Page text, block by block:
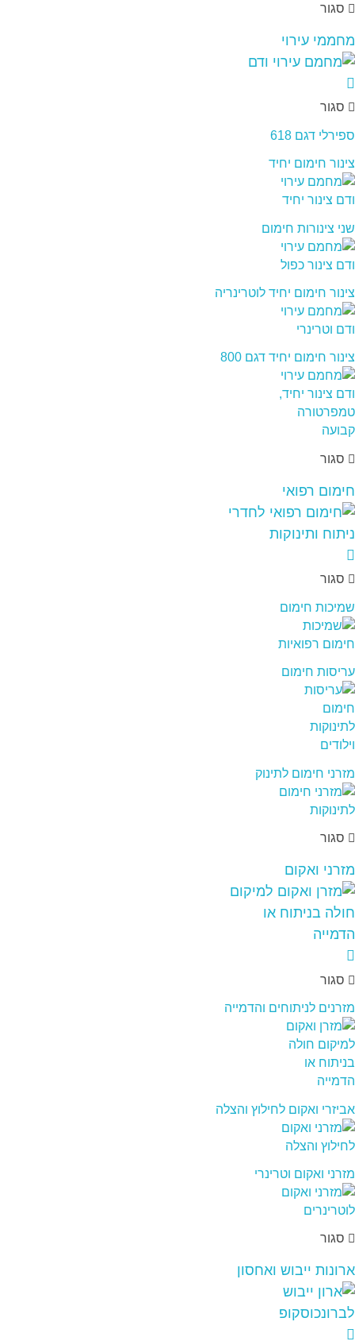
סגור
מחממי עירוי
סגור
ספירלי דגם 618
צינור חימום יחיד
שני צינורות חימום
צינור חימום יחיד לוטרינריה
צינור חימום יחיד דגם 800
סגור
חימום רפואי
סגור
שמיכות חימום
עריסות חימום
מזרני חימום לתינוק
סגור
מזרני ואקום
סגור
מזרנים לניתוחים והדמייה
אביזרי ואקום לחילוץ והצלה
מזרני ואקום וטרינרי
סגור
ארונות ייבוש ואחסון